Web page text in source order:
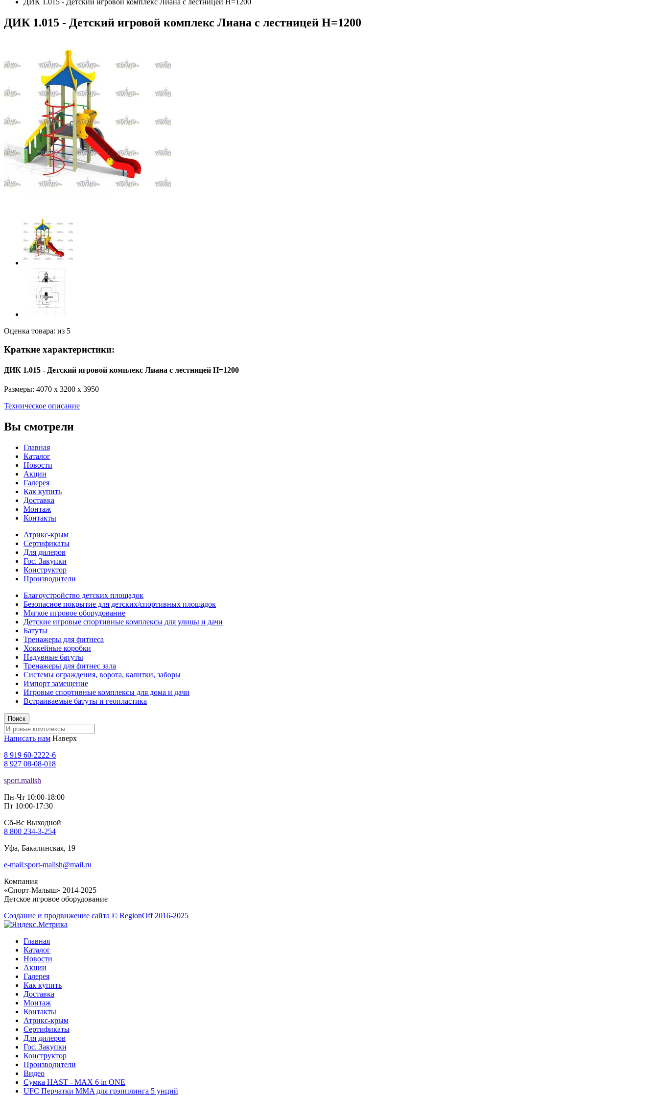
ДИК 1.015 - Детский игровой комплекс Лиана с лестницей Н=1200
Оценка товара: из 5
Краткие характеристики:
ДИК 1.015 - Детский игровой комплекс Лиана с лестницей Н=1200
Размеры: 4070 x 3200 x 3950
Техническое описание
Вы смотрели
Главная
Каталог
Новости
Акции
Галерея
Как купить
Доставка
Монтаж
Контакты
Атрикс-крым
Сертификаты
Для дилеров
Гос. Закупки
Конструктор
Производители
Благоустройство детских площадок
Безопасное покрытие для детских/спортивных площадок
Мягкое игровое оборудование
Детские игровые спортивные комплексы для улицы и дачи
Батуты
Тренажеры для фитнеса
Хоккейные коробки
Надувные батуты
Тренажеры для фитнес зала
Системы ограждения, ворота, калитки, заборы
Импорт замещение
Игровые спортивные комплексы для дома и дачи
Встраиваемые батуты и геопластика
Поиск
Написать нам Наверх
8 919 60-2222-6
8 927 08-08-018
sport.malish
Пн-Чт 10:00-18:00
Пт 10:00-17:30
Сб-Вс Выходной
8 800 234-3-254
Уфа, Бакалинская, 19
e-mail:sport-malish@mail.ru
Компания
«Спорт-Малыш» 2014-2025
Детское игровое оборудование
Создание и продвижение сайта © RegionOff 2016-2025
Главная
Каталог
Новости
Акции
Галерея
Как купить
Доставка
Монтаж
Контакты
Атрикс-крым
Сертификаты
Для дилеров
Гос. Закупки
Конструктор
Производители
Видео
Сумка HAST - MAX 6 in ONE
UFC Перчатки MMA для грэпплинга 5 унций